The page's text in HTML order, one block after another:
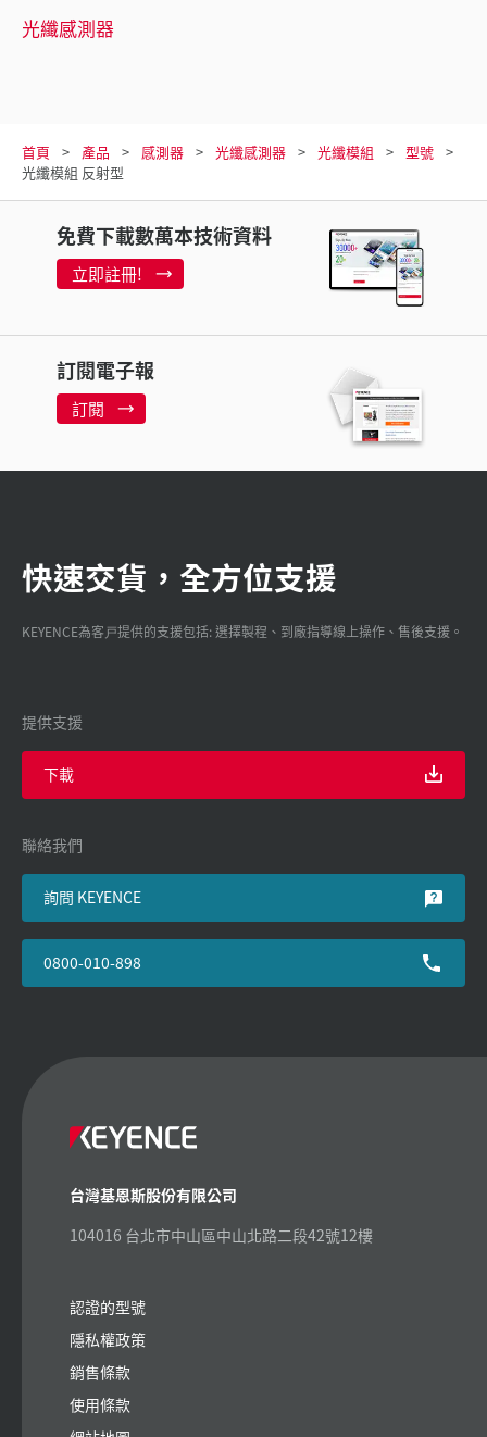
光纖感測器
首頁 產品 感測器 光纖感測器 光纖模組
型號
光纖模組 反射型
免費下載數萬本技術資料
立即註冊!
訂閱電子報
訂閱
快速交貨，全方位支援
KEYENCE為客戸提供的支援包括: 選擇製程、到廠指導線上操作、售後支援。
提供支援
下載
聯絡我們
詢問 KEYENCE
0800-010-898
台灣基恩斯股份有限公司
104016 台北市中山區中山北路二段42號12樓
認證的型號
隱私權政策
銷售條款
使用條款